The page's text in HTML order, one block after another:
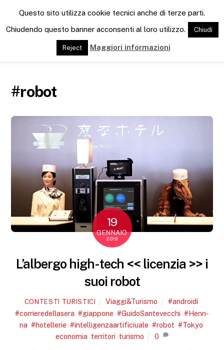
e
n
u
#robot
19
GENNAIO
2019
L’albergo high-tech << licenzia >> i
suoi robot
CONTESTI TURISTICI Viaggi&Turismo #androidi
#corrieredellasera #giappone #GuidoSantevecchi #Henn-
na #hotellerie #intelligenzaartificiuale #robot #Tokyo
economia territori turismo 0
Questo sito utilizza cookie tecnici anche di terze parti.
Chiudendo questo banner acconsenti al loro utilizzo.
Chiudi
Reject Maggiori informazioni